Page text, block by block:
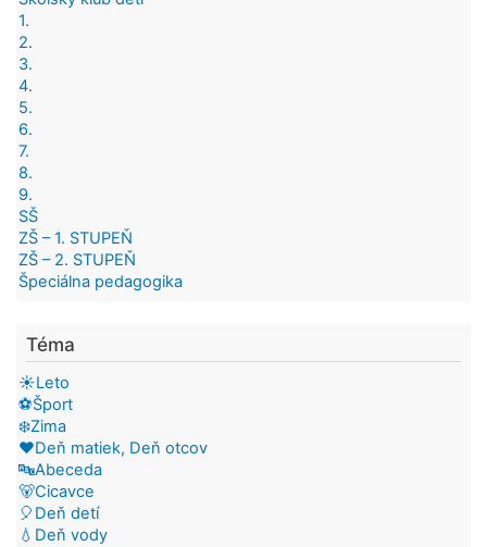
1.
2.
3.
4.
5.
6.
7.
8.
9.
SŠ
ZŠ – 1. STUPEŇ
ZŠ – 2. STUPEŇ
Špeciálna pedagogika
Téma
☀️Leto
⚽Šport
❄️Zima
❤️Deň matiek, Deň otcov
🔤Abeceda
🐻Cicavce
🎈Deň detí
💧Deň vody